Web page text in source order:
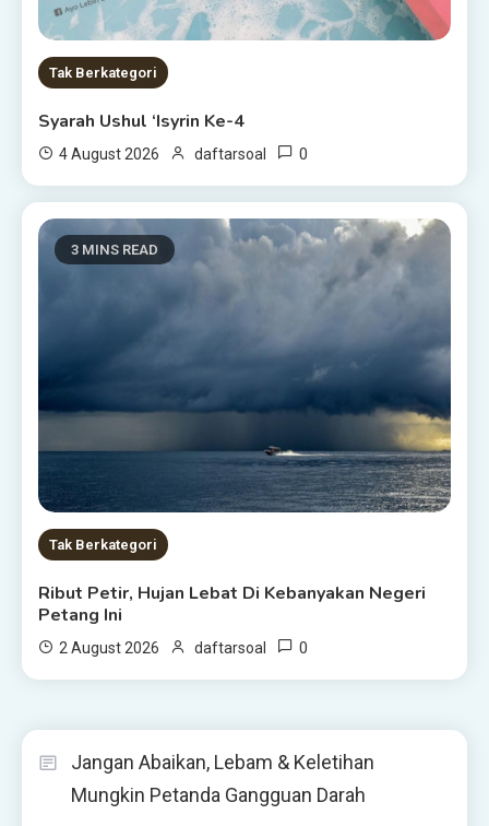
Tak Berkategori
Syarah Ushul ‘Isyrin Ke-4
4 August 2026 daftarsoal 0
3 MINS READ
Tak Berkategori
Ribut Petir, Hujan Lebat Di Kebanyakan Negeri
Petang Ini
2 August 2026 daftarsoal 0
Jangan Abaikan, Lebam & Keletihan
Mungkin Petanda Gangguan Darah